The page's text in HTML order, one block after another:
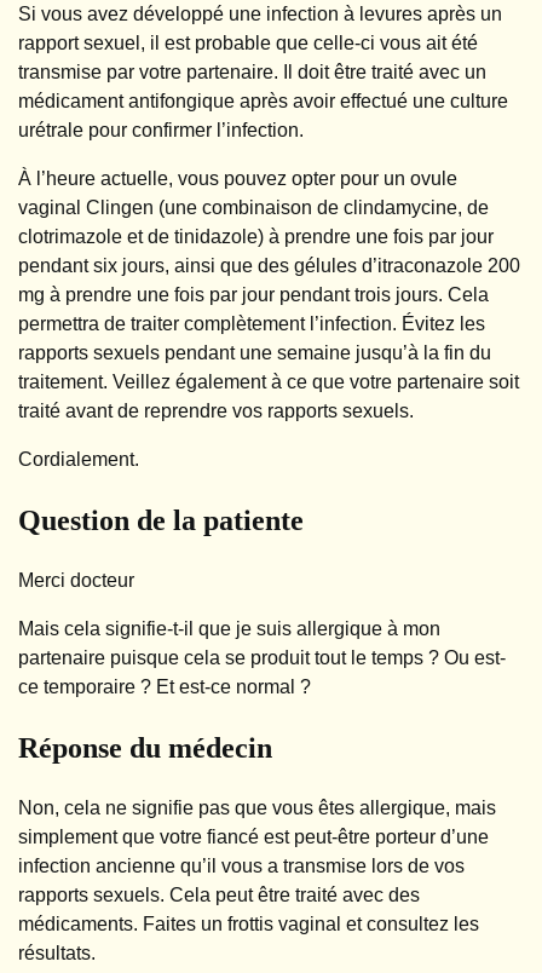
Si vous avez développé une infection à levures après un
rapport sexuel, il est probable que celle-ci vous ait été
transmise par votre partenaire. Il doit être traité avec un
médicament antifongique après avoir effectué une culture
urétrale pour confirmer l’infection.
À l’heure actuelle, vous pouvez opter pour un ovule
vaginal Clingen (une combinaison de clindamycine, de
clotrimazole et de tinidazole) à prendre une fois par jour
pendant six jours, ainsi que des gélules d’itraconazole 200
mg à prendre une fois par jour pendant trois jours. Cela
permettra de traiter complètement l’infection. Évitez les
rapports sexuels pendant une semaine jusqu’à la fin du
traitement. Veillez également à ce que votre partenaire soit
traité avant de reprendre vos rapports sexuels.
Cordialement.
Question de la patiente
Merci docteur
Mais cela signifie-t-il que je suis allergique à mon
partenaire puisque cela se produit tout le temps ? Ou est-
ce temporaire ? Et est-ce normal ?
Réponse du médecin
Non, cela ne signifie pas que vous êtes allergique, mais
simplement que votre fiancé est peut-être porteur d’une
infection ancienne qu’il vous a transmise lors de vos
rapports sexuels. Cela peut être traité avec des
médicaments. Faites un frottis vaginal et consultez les
résultats.